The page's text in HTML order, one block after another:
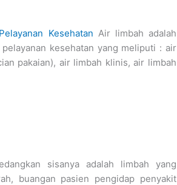
Pelayanan Kesehatan Air limbah adalah
kesehatan yang meliputi : air
pakaian), air limbah klinis, air limbah
sisanya adalah limbah yang
buangan pasien pengidap penyakit